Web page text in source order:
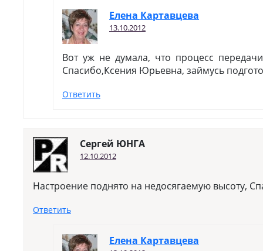
Елена Картавцева
13.10.2012
Вот уж не думала, что процесс
Спасибо,Ксения Юрьевна, займусь
Ответить
Сергей ЮНГА
12.10.2012
Настроение поднято на недосягаемую высоту,
Ответить
Елена Картавцева